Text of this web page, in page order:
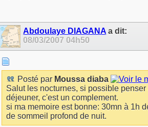
Abdoulaye DIAGANA a dit:
08/03/2007 04h50
Posté par Moussa diaba
Salut les nocturnes, si possible
déjeuner, c'est un complement.
si ma memoire est bonne: 30mn à 1h
de sommeil profond de nuit.